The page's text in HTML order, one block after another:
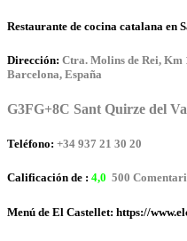
Restaurante de cocina catalana en
Dirección: Ctra. Molins de Rei, Km
Barcelona, España
G3FG+8C Sant Quirze del
Teléfono: +34 937 21 30 20
Calificación de : 4,0 500
Menú de El Castellet: https://